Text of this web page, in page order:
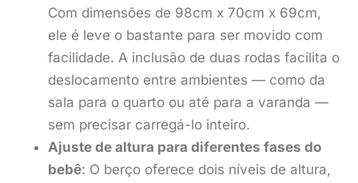
Com dimensões de 98cm x 70cm x 69cm,
ele é leve o bastante para ser movido com
facilidade. A inclusão de duas rodas facilita o
deslocamento entre ambientes — como da
sala para o quarto ou até para a varanda —
sem precisar carregá-lo inteiro.
Ajuste de altura para diferentes fases do
bebê: O berço oferece dois níveis de altura,